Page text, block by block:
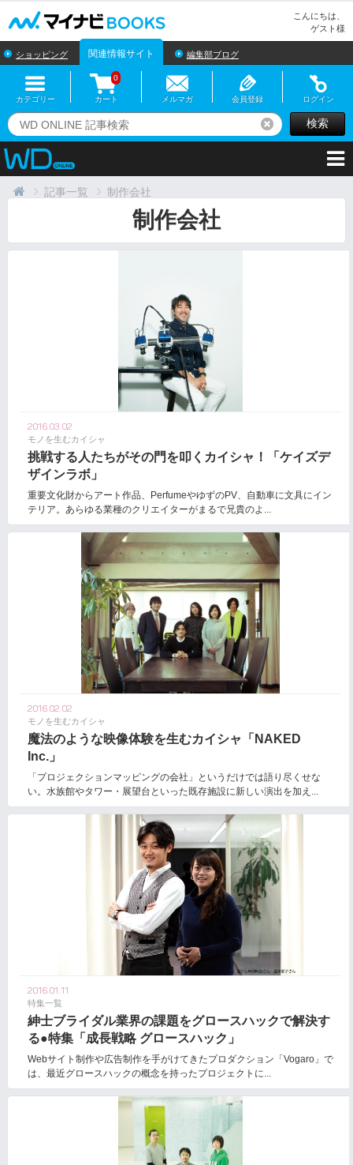
こんにちは、
ゲスト様
ショッピング 関連情報サイト 編集部ブログ
カテゴリー カート
0
メルマガ 会員登録 ログイン
リセット検索
記事一覧 制作会社
制作会社
2016.03.02
モノを生むカイシャ
挑戦する人たちがその門を叩くカイシャ！「ケイズデ
ザインラボ」
重要文化財からアート作品、PerfumeやゆずのPV、自動車に文具にイン
テリア。あらゆる業種のクリエイターがまるで兄貴のよ...
2016.02.02
モノを生むカイシャ
魔法のような映像体験を生むカイシャ「NAKED
Inc.」
「プロジェクションマッピングの会社」というだけでは語り尽くせな
い。水族館やタワー・展望台といった既存施設に新しい演出を加え...
2016.01.11
特集一覧
紳士ブライダル業界の課題をグロースハックで解決す
る●特集「成長戦略 グロースハック」
Webサイト制作や広告制作を手がけてきたプロダクション「Vogaro」で
は、最近グロースハックの概念を持ったプロジェクトに...